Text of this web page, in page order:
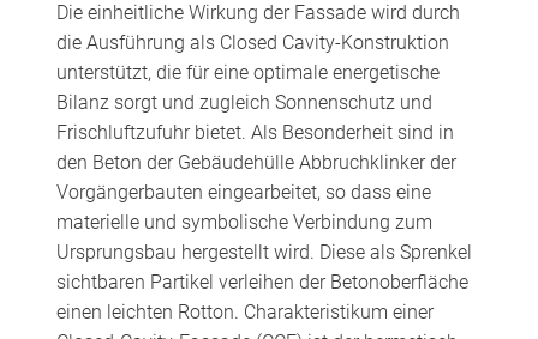
Die einheitliche Wirkung der Fassade wird durch
die Ausführung als Closed Cavity-Konstruktion
unterstützt, die für eine optimale energetische
Bilanz sorgt und zugleich Sonnenschutz und
Frischluftzufuhr bietet. Als Besonderheit sind in
den Beton der Gebäudehülle Abbruchklinker der
Vorgängerbauten eingearbeitet, so dass eine
materielle und symbolische Verbindung zum
Ursprungsbau hergestellt wird. Diese als Sprenkel
sichtbaren Partikel verleihen der Betonoberfläche
einen leichten Rotton. Charakteristikum einer